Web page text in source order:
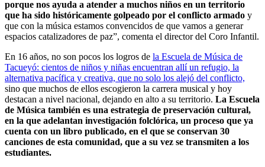
porque nos ayuda a atender a muchos niños en un territorio
que ha sido históricamente golpeado por el conflicto armado y
que con la música estamos convencidos de que vamos a generar
espacios catalizadores de paz”, comenta el director del Coro Infantil.
En 16 años, no son pocos los logros de la Escuela de Música de
Tacueyó: cientos de niños y niñas encuentran allí un refugio, la
alternativa pacífica y creativa, que no solo los alejó del conflicto,
sino que muchos de ellos escogieron la carrera musical y hoy
destacan a nivel nacional, dejando en alto a su territorio. La Escuela
de Música también es una estrategia de preservación cultural,
en la que adelantan investigación folclórica, un proceso que ya
cuenta con un libro publicado, en el que se conservan 30
canciones de esta comunidad, que a su vez se transmiten a los
estudiantes.